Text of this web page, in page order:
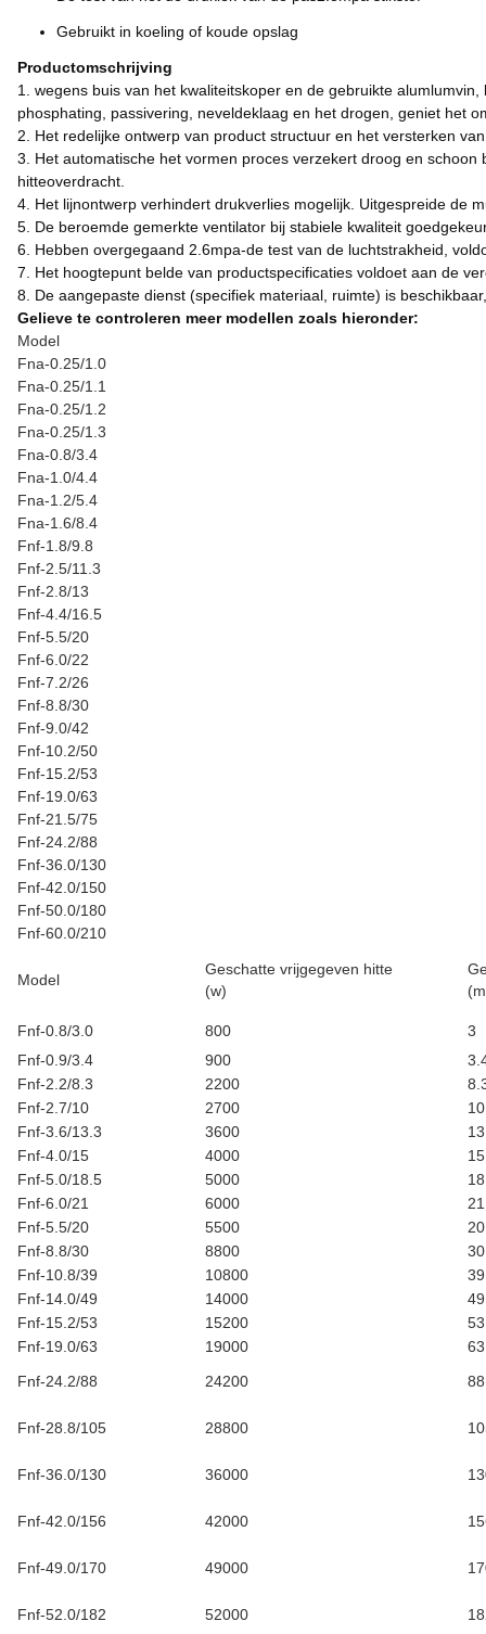
Gebruikt in koeling of koude opslag
Productomschrijving
1. wegens buis van het kwaliteitskoper en de gebruikte
phosphating, passivering, neveldeklaag en het drogen, geniet het
2. Het redelijke ontwerp van product structuur en het versterken
3. Het automatische het vormen proces verzekert droog en
hitteoverdracht.
4. Het lijnontwerp verhindert drukverlies mogelijk. Uitgespreide de
5. De beroemde gemerkte ventilator bij stabiele kwaliteit
6. Hebben overgegaand 2.6mpa-de test van de luchtstrakheid,
7. Het hoogtepunt belde van productspecificaties voldoet aan de
8. De aangepaste dienst (specifiek materiaal, ruimte) is
Gelieve te controleren meer modellen zoals hieronder:
Model
Fna-0.25/1.0
Fna-0.25/1.1
Fna-0.25/1.2
Fna-0.25/1.3
Fna-0.8/3.4
Fna-1.0/4.4
Fna-1.2/5.4
Fna-1.6/8.4
Fnf-1.8/9.8
Fnf-2.5/11.3
Fnf-2.8/13
Fnf-4.4/16.5
Fnf-5.5/20
Fnf-6.0/22
Fnf-7.2/26
Fnf-8.8/30
Fnf-9.0/42
Fnf-10.2/50
Fnf-15.2/53
Fnf-19.0/63
Fnf-21.5/75
Fnf-24.2/88
Fnf-36.0/130
Fnf-42.0/150
Fnf-50.0/180
Fnf-60.0/210
Model
Geschatte vrijgegeven hitte
(w)
Fnf-0.8/3.0 800
3
Fnf-0.9/3.4
900
Fnf-2.2/8.3
2200
Fnf-2.7/10
2700
10
Fnf-3.6/13.3
3600
Fnf-4.0/15
4000
15
Fnf-5.0/18.5
5000
Fnf-6.0/21
6000
21
Fnf-5.5/20
5500
20
Fnf-8.8/30
8800
30
Fnf-10.8/39
10800
39
Fnf-14.0/49
14000
49
Fnf-15.2/53
15200
53
Fnf-19.0/63
19000
63
Fnf-24.2/88
24200 88
Fnf-28.8/105 28800
Fnf-36.0/130 36000
Fnf-42.0/156 42000
Fnf-49.0/170 49000
Fnf-52.0/182 52000